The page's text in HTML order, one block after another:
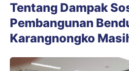
Tentang Dampak
Pembangunan
Karangnongko